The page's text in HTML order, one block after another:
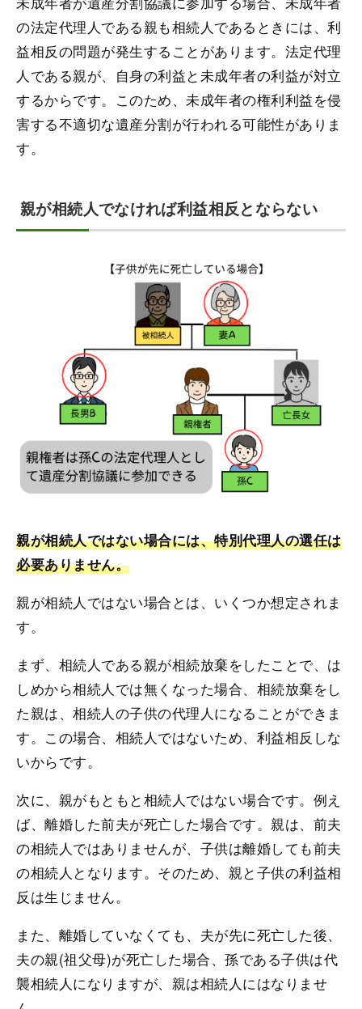
の法定代理人である親も相続人であるときには、利
益相反の問題が発生することがあります。法定代理
人である親が、自身の利益と未成年者の利益が対立
するからです。このため、未成年者の権利利益を侵
害する不適切な遺産分割が行われる可能性がありま
す。
親が相続人でなければ利益相反とならない
親が相続人ではない場合には、特別代理人の選任は
必要ありません。
親が相続人ではない場合とは、いくつか想定されま
す。
まず、相続人である親が相続放棄をしたことで、は
しめから相続人では無くなった場合、相続放棄をし
た親は、相続人の子供の代理人になることができま
す。この場合、相続人ではないため、利益相反しな
いからです。
次に、親がもともと相続人ではない場合です。例え
ば、離婚した前夫が死亡した場合です。親は、前夫
の相続人ではありませんが、子供は離婚しても前夫
の相続人となります。そのため、親と子供の利益相
反は生じません。
また、離婚していなくても、夫が先に死亡した後、
夫の親(祖父母)が死亡した場合、孫である子供は代
襲相続人になりますが、親は相続人にはなりませ